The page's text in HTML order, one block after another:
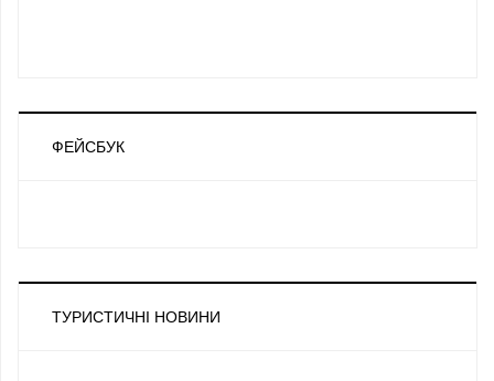
ФЕЙСБУК
ТУРИСТИЧНІ НОВИНИ